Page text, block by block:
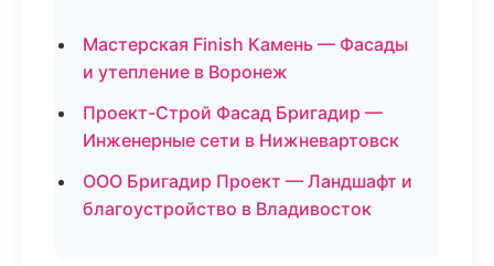
Мастерская Finish Камень — Фасады
и утепление в Воронеж
Проект-Строй Фасад Бригадир —
Инженерные сети в Нижневартовск
ООО Бригадир Проект — Ландшафт и
благоустройство в Владивосток